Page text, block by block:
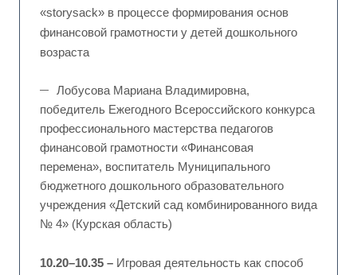
«storysack» в процессе формирования основ
финансовой грамотности у детей дошкольного
возраста
Лобусова Мариана Владимировна,
победитель Ежегодного Всероссийского конкурса
профессионального мастерства педагогов
финансовой грамотности «Финансовая
перемена», воспитатель Муниципального
бюджетного дошкольного образовательного
учреждения «Детский сад комбинированного вида
№ 4» (Курская область)
10.20–10.35 – Игровая деятельность как способ